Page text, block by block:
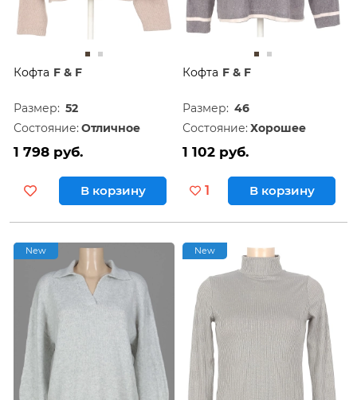
Кофта F & F
Размер: 52
Состояние: Отличное
1 798 руб.
В корзину
Кофта F & F
Размер: 46
Состояние: Хорошее
1 102 руб.
1 В корзину
New New